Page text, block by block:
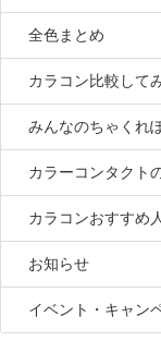
全色まとめ
カラコン比較して
みんなのちゃくれ
カラーコンタクト
カラコンおすすめ
お知らせ
イベント・キャン